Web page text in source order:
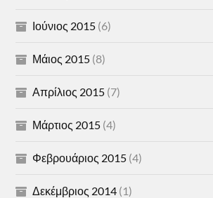
Ιούνιος 2015 (6)
Μάιος 2015 (8)
Απρίλιος 2015 (7)
Μάρτιος 2015 (4)
Φεβρουάριος 2015 (4)
Δεκέμβριος 2014 (1)